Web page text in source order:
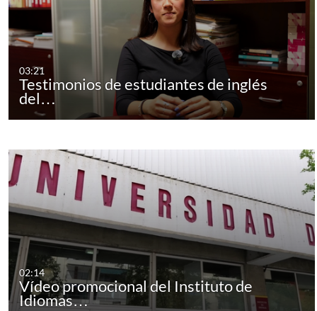
03:21
Testimonios de estudiantes de inglés
del…
02:14
Vídeo promocional del Instituto de
Idiomas…